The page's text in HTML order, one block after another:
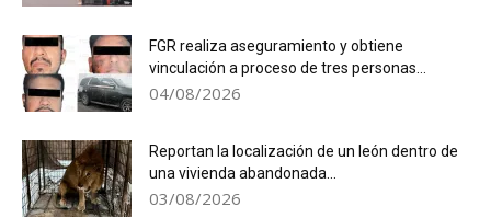
FGR realiza aseguramiento y obtiene
vinculación a proceso de tres personas...
04/08/2026
Reportan la localización de un león dentro de
una vivienda abandonada...
03/08/2026